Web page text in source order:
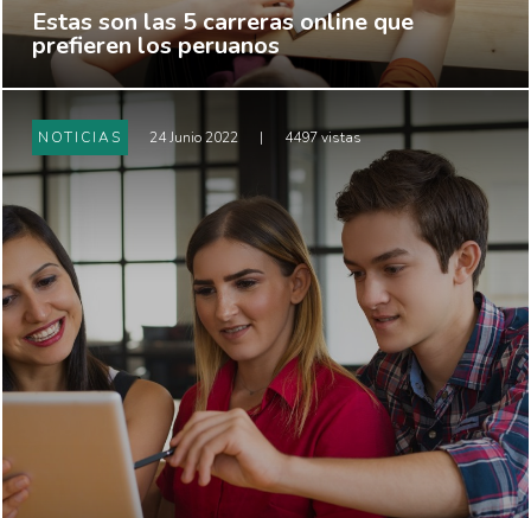
Estas son las 5 carreras online que
prefieren los peruanos
NOTICIAS 24 Junio 2022 | 4497 vistas